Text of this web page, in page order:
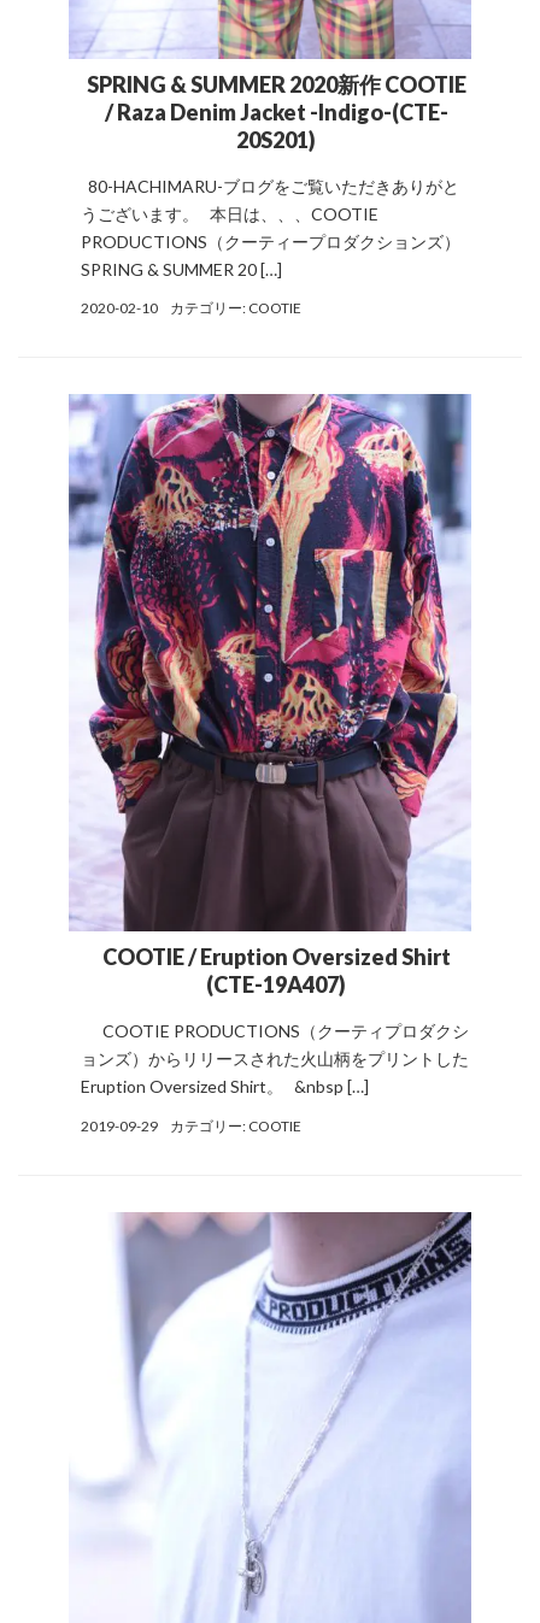
SPRING & SUMMER 2020新作 COOTIE
/ Raza Denim Jacket -Indigo-(CTE-
20S201)
80-HACHIMARU-ブログをご覧いただきありがと
うございます。 本日は、、、COOTIE
PRODUCTIONS（クーティープロダクションズ）
SPRING & SUMMER 20 […]
2020-02-10 カテゴリー: COOTIE
COOTIE / Eruption Oversized Shirt
(CTE-19A407)
COOTIE PRODUCTIONS（クーティプロダクシ
ョンズ）からリリースされた火山柄をプリントした
Eruption Oversized Shirt。 &nbsp […]
2019-09-29 カテゴリー: COOTIE